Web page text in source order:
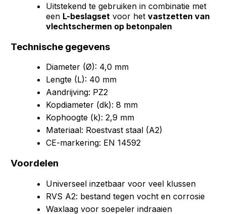
Uitstekend te gebruiken in combinatie met
een L-beslagset voor hetvastzetten van
vlechtschermen op betonpalen
Technische gegevens
Diameter (Ø): 4,0 mm
Lengte (L): 40 mm
Aandrijving: PZ2
Kopdiameter (dk): 8 mm
Kophoogte (k): 2,9 mm
Materiaal: Roestvast staal (A2)
CE-markering: EN 14592
Voordelen
Universeel inzetbaar voor veel klussen
RVS A2: bestand tegen vocht en corrosie
Waxlaag voor soepeler indraaien